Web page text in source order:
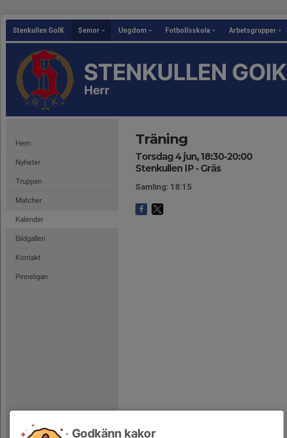
Stenkullen GoIK Senior Ungdom Fotbollsskola Arbetsgrupper
STENKULLEN GOIK
Herr
Hem
Nyheter
Truppen
Matcher
Kalender
Bildgalleri
Kontakt
Pinneligan
Träning
Torsdag 4 jun, 18:30-20:00
Stenkullen IP - Gräs
Samling: 18:15
Godkänn kakor